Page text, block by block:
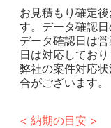
お見積もり確定
す。データ確認日
データ確認日は
日は対応しており
弊社の案件対応
合がございます。
< 納期の目安 >